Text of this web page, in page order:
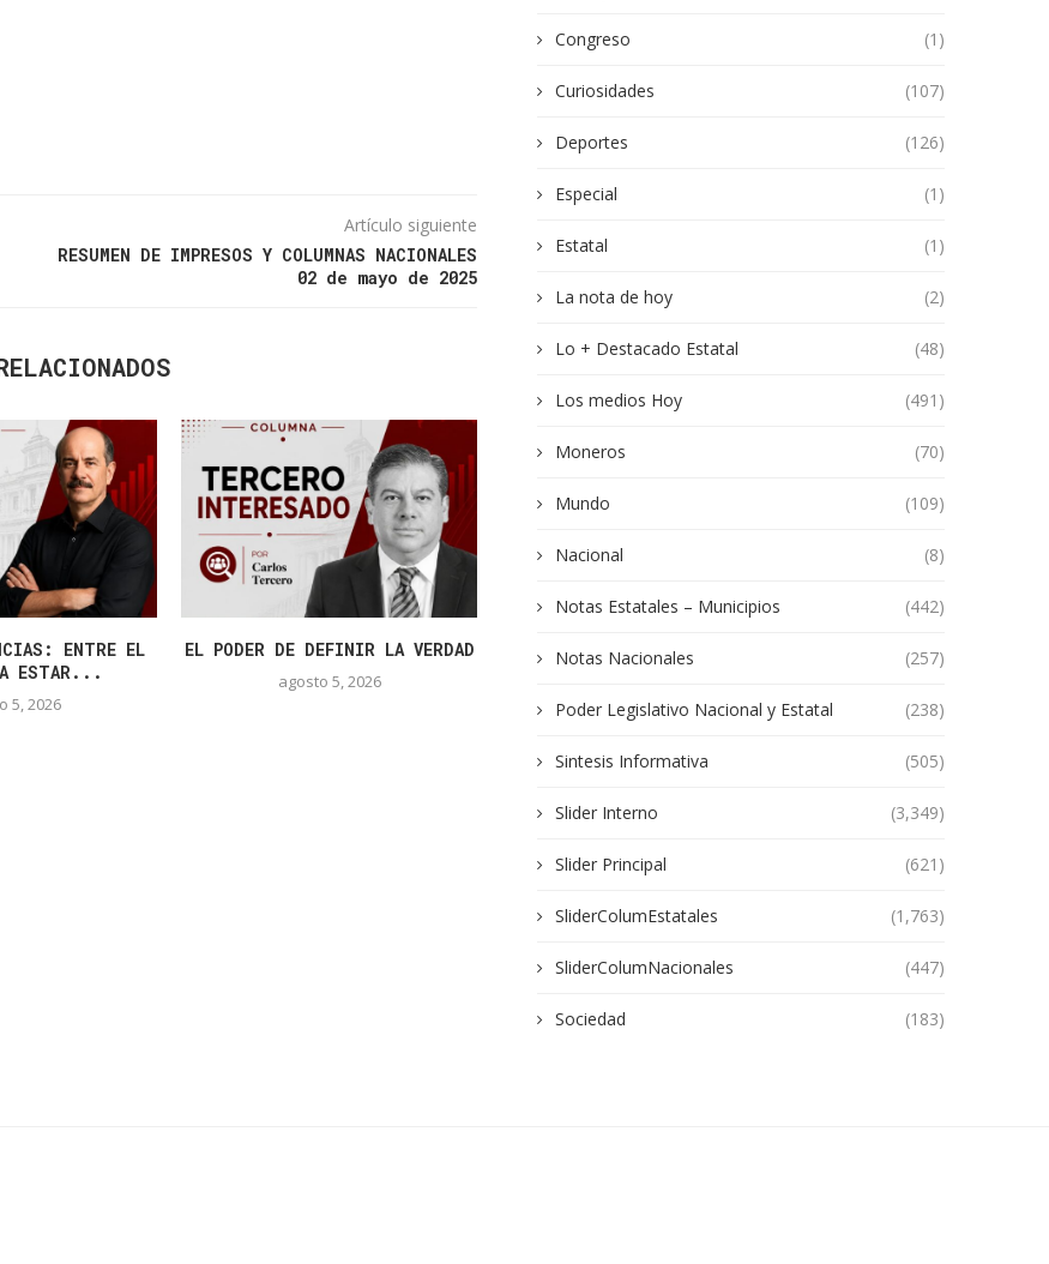
Artículo siguiente
RESUMEN DE IMPRESOS Y COLUMNAS NACIONALES
02 de mayo de 2025
ENTRE EL
A ESTAR...
5, 2026
EL PODER DE DEFINIR LA VERDAD
agosto 5, 2026
Congreso (1)
Curiosidades (107)
Deportes (126)
Especial (1)
Estatal (1)
La nota de hoy (2)
Lo + Destacado Estatal (48)
Los medios Hoy (491)
Moneros (70)
Mundo (109)
Nacional (8)
Notas Estatales – Municipios (442)
Notas Nacionales (257)
Poder Legislativo Nacional y Estatal (238)
Sintesis Informativa (505)
Slider Interno (3,349)
Slider Principal (621)
SliderColumEstatales (1,763)
SliderColumNacionales (447)
Sociedad (183)